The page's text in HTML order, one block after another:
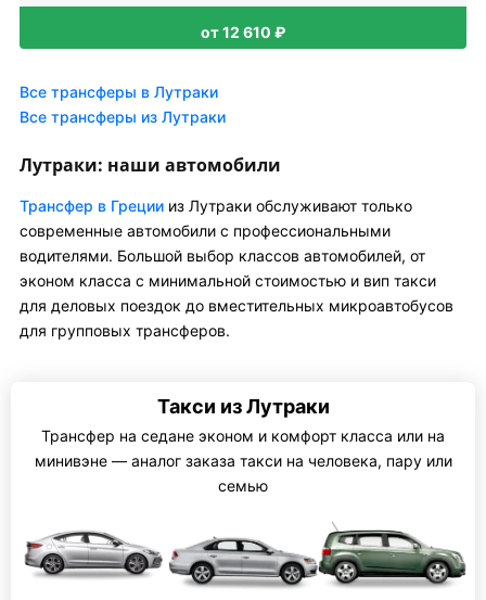
от 12 610 ₽
Все трансферы в Лутраки
Все трансферы из Лутраки
Лутраки: наши автомобили
Трансфер в Греции из Лутраки обслуживают только
современные автомобили с профессиональными
водителями. Большой выбор классов автомобилей, от
эконом класса с минимальной стоимостью и вип такси
для деловых поездок до вместительных микроавтобусов
для групповых трансферов.
Такси из Лутраки
Трансфер на седане эконом и комфорт класса или на
минивэне — аналог заказа такси на человека, пару или
семью